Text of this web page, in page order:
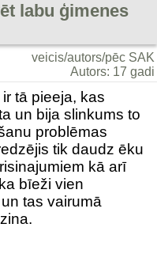
labu ģimenes
veicis/autors/pēc SAK
Autors: 17 gadi
tā pieeja, kas
un bija slinkums to
problēmas
tik daudz ēku
kā arī
bīeži vien
tas vairumā